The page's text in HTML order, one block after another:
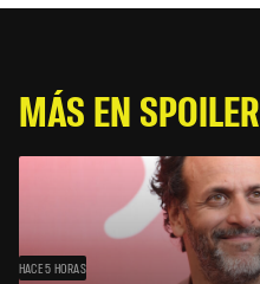
MÁS EN SPOILER
HACE 5 HORAS